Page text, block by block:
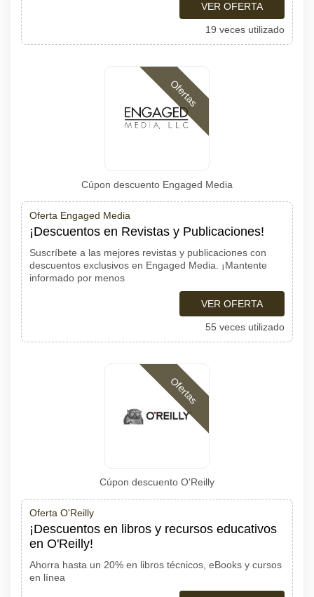
VER OFERTA
19 veces utilizado
Ofertas
Cúpon descuento Engaged Media
Oferta Engaged Media
¡Descuentos en Revistas y Publicaciones!
Suscríbete a las mejores revistas y publicaciones con
descuentos exclusivos en Engaged Media. ¡Mantente
informado por menos
VER OFERTA
55 veces utilizado
Ofertas
Cúpon descuento O'Reilly
Oferta O'Reilly
¡Descuentos en libros y recursos educativos
en O'Reilly!
Ahorra hasta un 20% en libros técnicos, eBooks y cursos
en línea